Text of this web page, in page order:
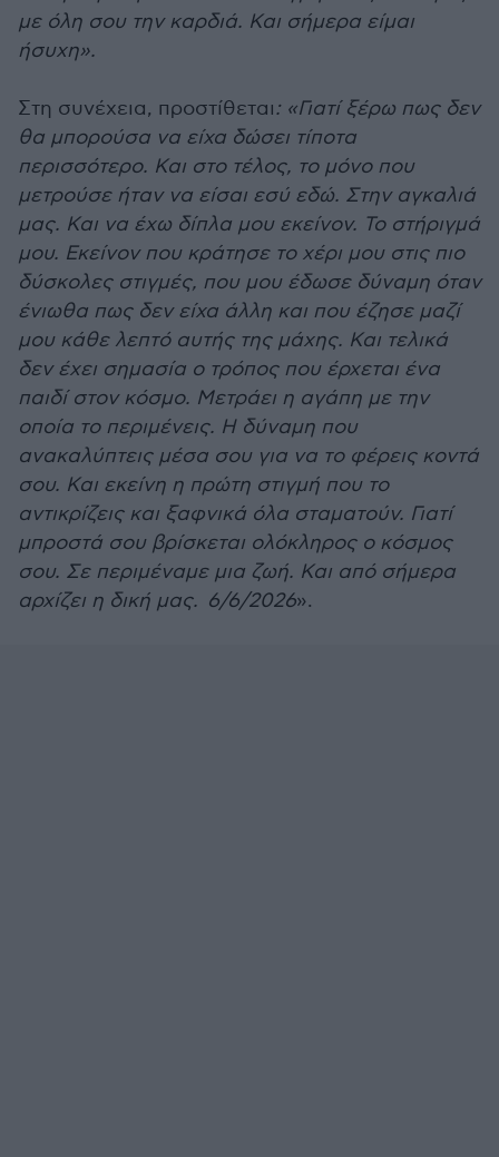
με όλη σου την καρδιά. Και σήμερα είμαι
ήσυχη».
Στη συνέχεια, προστίθεται: «Γιατί ξέρω πως δεν
θα μπορούσα να είχα δώσει τίποτα
περισσότερο. Και στο τέλος, το μόνο που
μετρούσε ήταν να είσαι εσύ εδώ. Στην αγκαλιά
μας. Και να έχω δίπλα μου εκείνον. Το στήριγμά
μου. Εκείνον που κράτησε το χέρι μου στις πιο
δύσκολες στιγμές, που μου έδωσε δύναμη όταν
ένιωθα πως δεν είχα άλλη και που έζησε μαζί
μου κάθε λεπτό αυτής της μάχης. Και τελικά
δεν έχει σημασία ο τρόπος που έρχεται ένα
παιδί στον κόσμο. Μετράει η αγάπη με την
οποία το περιμένεις. Η δύναμη που
ανακαλύπτεις μέσα σου για να το φέρεις κοντά
σου. Και εκείνη η πρώτη στιγμή που το
αντικρίζεις και ξαφνικά όλα σταματούν. Γιατί
μπροστά σου βρίσκεται ολόκληρος ο κόσμος
σου. Σε περιμέναμε μια ζωή. Και από σήμερα
αρχίζει η δική μας. 6/6/2026».